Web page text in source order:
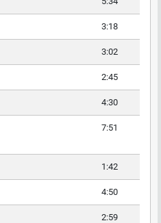
3:18
3:02
2:45
4:30
7:51
1:42
4:50
2:59